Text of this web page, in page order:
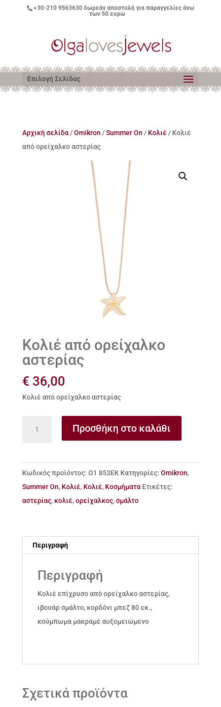
+30-210 9563630δωρεάν αποστολή για παραγγελίες άνω
των 50 ευρώ
Επιλογή Σελίδας
Αρχική σελίδα/Omikron /Summer On / Κολιέ / Κολιέ
από ορείχαλκο αστερίας
Κολιέ από ορείχαλκο
αστερίας
€ 36,00
Κολιέ από ορείχαλκο αστερίας
αστερίας
ποσότητα
Προσθήκη στο καλάθι
Κωδικός προϊόντος: Ο1 853ΕΚ Κατηγορίες: Omikron,
Summer On, Κολιέ, Κολιέ, Κοσμήματα Ετικέτες:
αστερίας, κολιέ,ορείχαλκος,σμάλτο
Περιγραφή
Περιγραφή
Κολιέ επίχρυσο από ορείχαλκο αστερίας,
ιβουάρ σμάλτο, κορδόνι μπεζ 80 εκ.,
κούμπωμα μακραμέ αυξομειώμενο
Σχετικά προϊόντα